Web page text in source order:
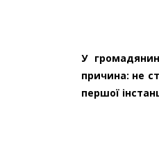
У
причина: не
першої